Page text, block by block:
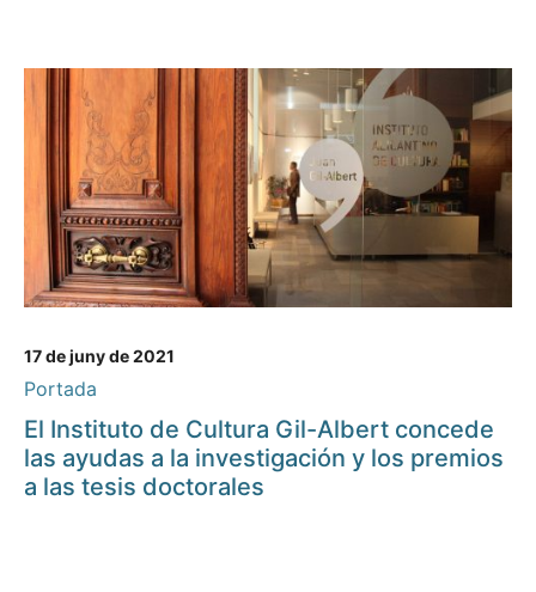
17 de juny de 2021
Portada
El Instituto de Cultura Gil-Albert concede
las ayudas a la investigación y los premios
a las tesis doctorales